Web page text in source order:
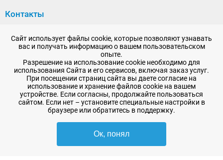
Контакты
192148, г. Санкт-Петербург, Железнодорожный проспект,
дом 36
+7 (812) 565-06-52
Время работы: пн-пт, 10:00 - 18:00
E-mail:sale@radioelementy.ru
2007 - 2026, ООО «РадиоЭлемент» © сайт носит информационный характер
Сайт использует файлы cookie, которые позволяют узнавать
вас и получать информацию о вашем пользовательском
опыте.
Разрешение на использование cookie необходимо для
использования Сайта и его сервисов, включая заказ услуг.
При посещении страниц сайта вы даете согласие на
использование и хранение файлов cookie на вашем
устройстве. Если согласны, продолжайте пользоваться
сайтом. Если нет – установите специальные настройки в
браузере или обратитесь в поддержку.
Ок, понял